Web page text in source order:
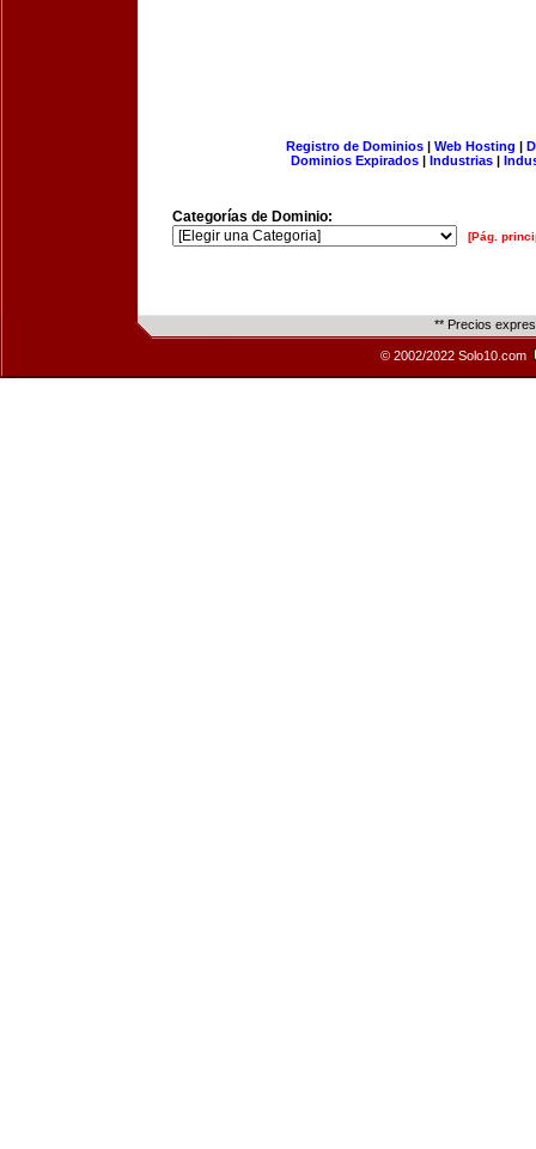
Registro de Dominios| Web Hosting |
Dominios Expirados | Industrias |
Categorías de Dominio:
[Pág.
** Precios
© 2002/2022 Solo10.com